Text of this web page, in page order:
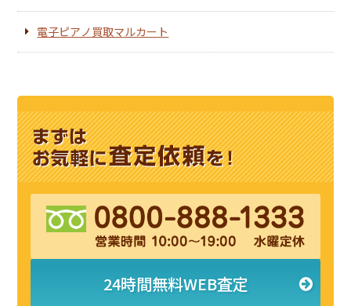
電子ピアノ買取マルカート
24時間無料WEB査定